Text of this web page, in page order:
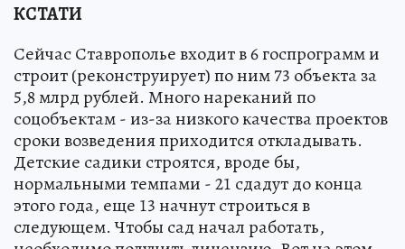
КСТАТИ
Сейчас Ставрополье входит в 6 госпрограмм и
строит (реконструирует) по ним 73 объекта за
5,8 млрд рублей. Много нареканий по
соцобъектам - из-за низкого качества проектов
сроки возведения приходится откладывать.
Детские садики строятся, вроде бы,
нормальными темпами - 21 сдадут до конца
этого года, еще 13 начнут строиться в
следующем. Чтобы сад начал работать,